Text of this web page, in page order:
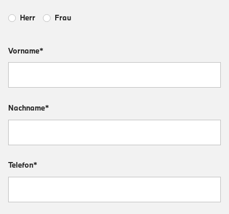
Herr Frau
Vorname*
Nachname*
Telefon*